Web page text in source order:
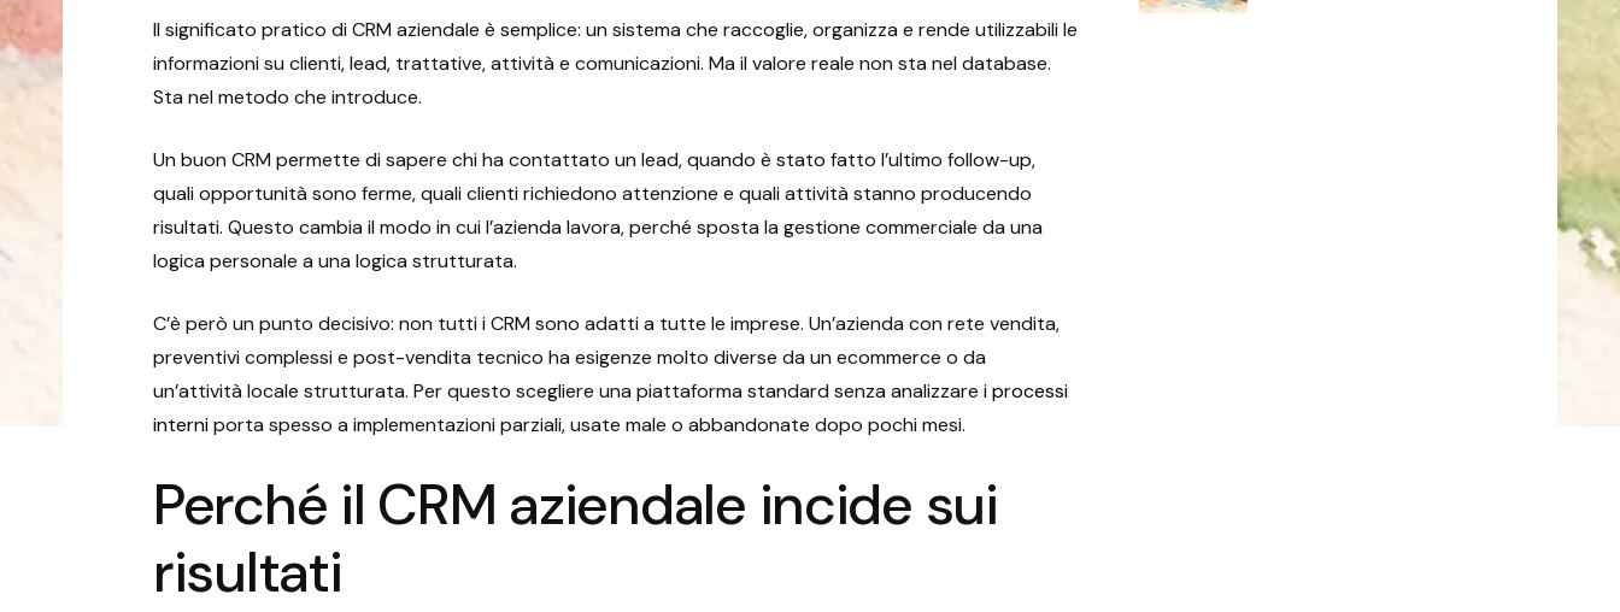
Il significato pratico di CRM aziendale è semplice: un sistema che raccoglie, organizza e rende utilizzabili le
informazioni su clienti, lead, trattative, attività e comunicazioni. Ma il valore reale non sta nel database.
Sta nel metodo che introduce.
Un buon CRM permette di sapere chi ha contattato un lead, quando è stato fatto l’ultimo follow-up,
quali opportunità sono ferme, quali clienti richiedono attenzione e quali attività stanno producendo
risultati. Questo cambia il modo in cui l’azienda lavora, perché sposta la gestione commerciale da una
logica personale a una logica strutturata.
C’è però un punto decisivo: non tutti i CRM sono adatti a tutte le imprese. Un’azienda con rete vendita,
preventivi complessi e post-vendita tecnico ha esigenze molto diverse da un ecommerce o da
un’attività locale strutturata. Per questo scegliere una piattaforma standard senza analizzare i processi
interniporta spesso a implementazioni parziali, usate male o abbandonate dopo pochi mesi.
Perché il CRM aziendale incide sui
risultati